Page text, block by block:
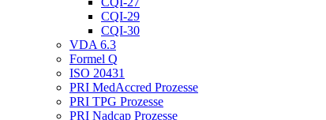
CQI-29
CQI-30
VDA 6.3
Formel Q
ISO 20431
PRI MedAccred Prozesse
PRI TPG Prozesse
PRI Nadcap Prozesse